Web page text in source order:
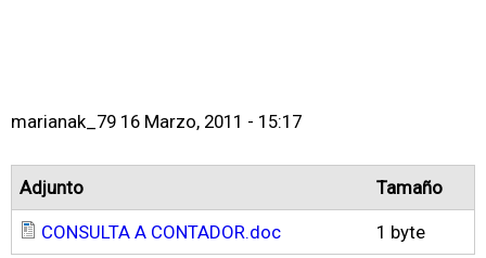
marianak_79 16 Marzo, 2011 - 15:17
Adjunto Tamaño
CONSULTA A CONTADOR.doc 1 byte